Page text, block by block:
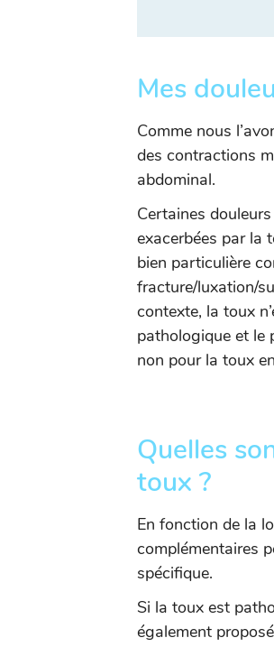
Mes
Comme nous
des contractions
abdominal.
Certaines
exacerbées par la
bien particulière
fracture/luxation/
contexte, la toux
pathologique et le
non pour la toux
Quelles
toux ?
En fonction de la
complémentaires
spécifique.
Si la toux est
également